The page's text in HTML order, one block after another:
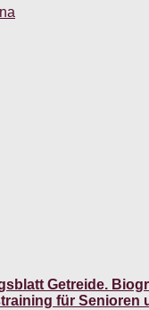
Getreide.
für Senioren